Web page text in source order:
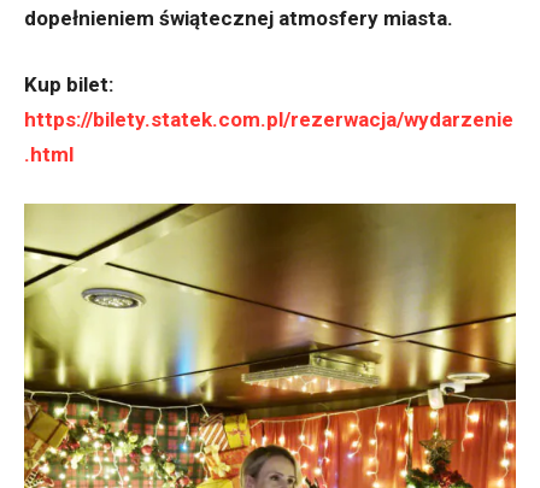
dopełnieniem świątecznej atmosfery miasta.
Kup bilet:
https://bilety.statek.com.pl/rezerwacja/wydarzenie
.html